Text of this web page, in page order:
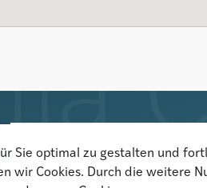
Der Newsletter
aktuelle
Sie optimal zu gestalten und
wir Cookies. Durch die weitere